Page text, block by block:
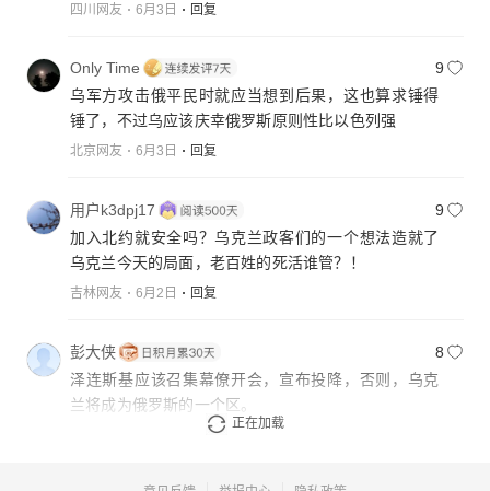
四川网友 6月3日 回复
Only Time
9
乌军方攻击俄平民时就应当想到后果，这也算求锤得
锤了，不过乌应该庆幸俄罗斯原则性比以色列强
北京网友 6月3日 回复
用户k3dpj17
9
加入北约就安全吗？乌克兰政客们的一个想法造就了
乌克兰今天的局面，老百姓的死活谁管？！
吉林网友 6月2日 回复
彭大侠
8
泽连斯基应该召集幕僚开会，宣布投降，否则，乌克
兰将成为俄罗斯的一个区。
回复
正在加载